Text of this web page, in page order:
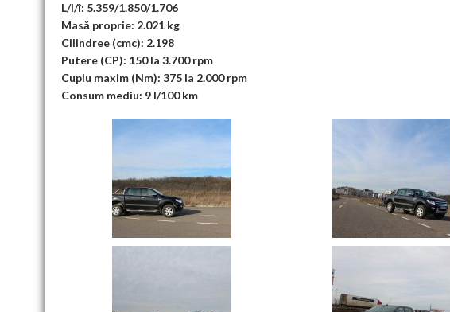
L/l/î: 5.359/1.850/1.706
Masă proprie: 2.021 kg
Cilindree (cmc): 2.198
Putere (CP): 150 la 3.700 rpm
Cuplu maxim (Nm): 375 la 2.000 rpm
Consum mediu: 9 l/100 km